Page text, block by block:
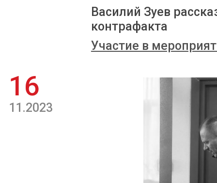
Василий Зуев
контрафакта
Участие в
16
11.2023